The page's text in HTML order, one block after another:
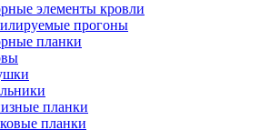
элементы кровли
прогоны
планки
планки
планки